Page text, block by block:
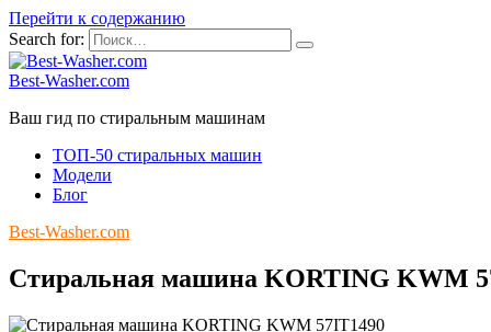
Перейти к содержанию
Search for:
Best-Washer.com
Ваш гид по стиральным машинам
ТОП-50 стиральных машин
Модели
Блог
Best-Washer.com
Стиральная машина KORTING KWM